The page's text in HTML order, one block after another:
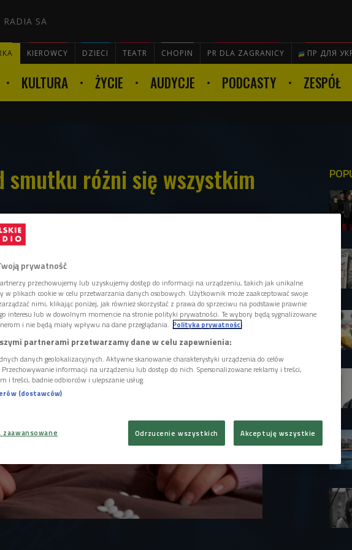
RADIA SA
KIEROWCY DZIECI TEATR CHOPIN PR DLA ZAGRANICY ПР ДЛЯ

KULTURA ŻYCIE AUDYCJE PODCASTY ZESPÓŁ
smutku różni się wszystkim
nie była uznawana za jednostkę
uchodzi za schorzenie
coraz częściej dotyka ludzi młodych. Jej
się lekceważyć, tak jak nie należy ich
przygnębieniem, albo obniżeniem nastroju.
prywatność
przechowujemy lub uzyskujemy dostęp do informacji na urządzeniu, takich jak unikalne
w plikach cookie w celu przetwarzania danych osobowych. Użytkownik może zaakceptować swoje
nimi, klikając poniżej, jak również skorzystać z prawa do sprzeciwu na podstawie prawnie
interesu lub w dowolnym momencie na stronie polityki prywatności. Te wybory będą sygnalizowane
i nie będą miały wpływu na dane przeglądania. Polityka prywatności
partnerami przetwarzamy dane w celu zapewnienia:
danych geolokalizacyjnych. Aktywne skanowanie charakterystyki urządzenia do celów
informacji na urządzeniu lub dostęp do nich. Spersonalizowane reklamy i treści,
i treści, badnie odbiorców i ulepszanie usług.
(dostawców)
Odrzucenie wszystkich Akceptuję wszystkie